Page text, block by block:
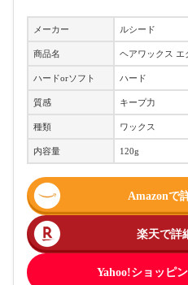
メーカー ルシード
商品名 ヘアワックス エ
ハードorソフト ハード
質感 キープ力
種類 ワックス
内容量 120g
Amazonで
楽天で詳
Yahoo!ショッピ